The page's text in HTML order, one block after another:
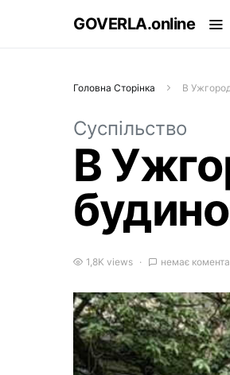
GOVERLA.online
Головна Сторінка В
Суспільство
В
1,8K views немає